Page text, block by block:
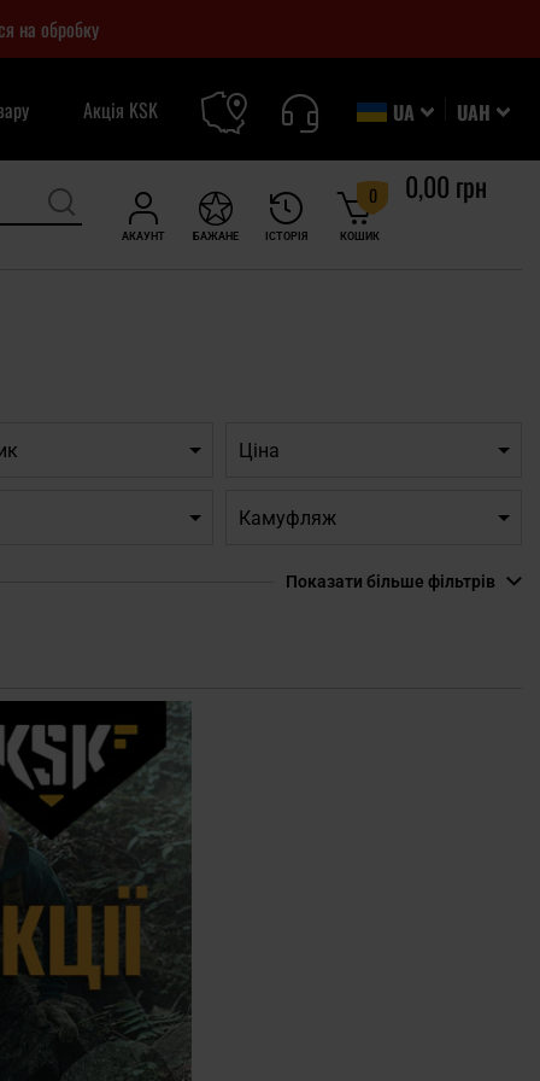
на обробку
UAH
UA
Акція KSK
АКАУНТ ІСТОРІЯ
БАЖАНЕ КОШИК
0 0,00 грн
Ціна
Камуфляж
Показати більше фільтрів